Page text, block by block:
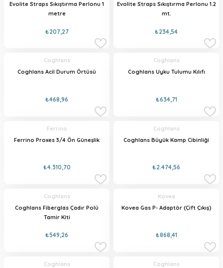
Evolite Straps Sıkıştırma Perlonu 1
metre
₺207,27
Evolite Straps Sıkıştırma Perlonu 1.2
mt.
₺234,54
Coghlans
Coghlans Acil Durum Örtüsü
₺468,96
Coghlans
Coghlans Uyku Tulumu Kılıfı
₺634,71
Ferrino
Ferrino Proxes 3/4 Ön Güneşlik
₺4.310,70
Coghlans
Coghlans Büyük Kamp Cibinliği
₺2.474,56
Coghlans
Coghlans Fiberglas Çadır Polü
Tamir Kiti
₺549,26
Kovea
Kovea Gas P- Adaptör (Çift Çıkış)
₺868,41
Coghlans
Coghlans